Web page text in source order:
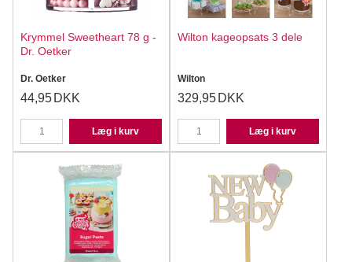
Krymmel Sweetheart 78 g -
Dr. Oetker
Dr. Oetker
44,95 DKK
Læg i kurv
Wilton kageopsats 3 dele
Wilton
329,95 DKK
Læg i kurv